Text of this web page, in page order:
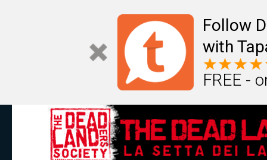
Follow
with
FREE -